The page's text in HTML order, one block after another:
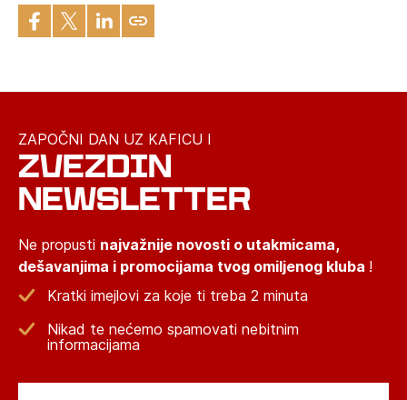
ZAPOČNI DAN UZ KAFICU I
ZVEZDIN
NEWSLETTER
Ne propusti najvažnije novosti o utakmicama,
dešavanjima i promocijama tvog omiljenog kluba !
Kratki imejlovi za koje ti treba 2 minuta
Nikad te nećemo spamovati nebitnim
informacijama